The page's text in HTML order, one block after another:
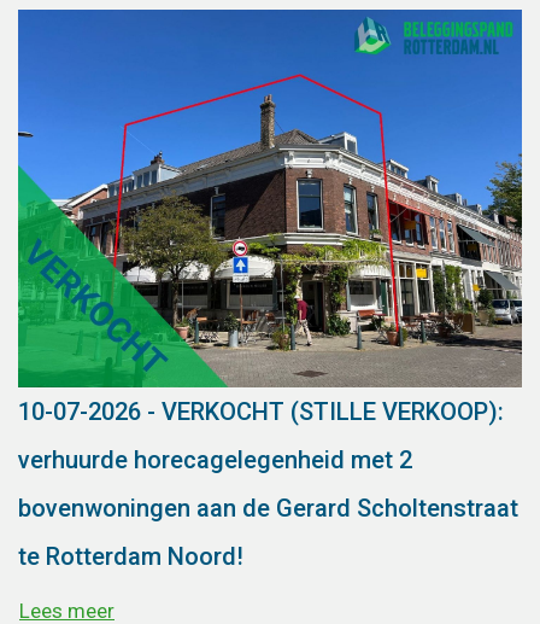
10-07-2026 - VERKOCHT (STILLE VERKOOP):
verhuurde horecagelegenheid met 2
bovenwoningen aan de Gerard Scholtenstraat
te Rotterdam Noord!
Lees meer